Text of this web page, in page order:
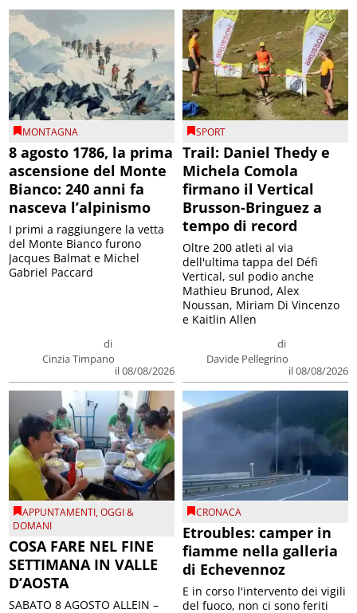
MONTAGNA
8 agosto 1786, la prima
ascensione del Monte
Bianco: 240 anni fa
nasceva l’alpinismo
di
Cinzia Timpano
il 08/08/2026
I primi a raggiungere la vetta
del Monte Bianco furono
Jacques Balmat e Michel
Gabriel Paccard
SPORT
Trail: Daniel Thedy e
Michela Comola
firmano il Vertical
Brusson-Bringuez a
tempo di record
di
Davide Pellegrino
il 08/08/2026
Oltre 200 atleti al via
dell'ultima tappa del Défì
Vertical, sul podio anche
Mathieu Brunod, Alex
Noussan, Miriam Di Vincenzo
e Kaitlin Allen
APPUNTAMENTI,OGGI &
DOMANI
COSA FARE NEL FINE
SETTIMANA IN VALLE
D’AOSTA
SABATO 8 AGOSTO ALLEIN –
CRONACA
Etroubles: camper in
fiamme nella galleria
di Echevennoz
E in corso l'intervento dei vigili
del fuoco, non ci sono feriti